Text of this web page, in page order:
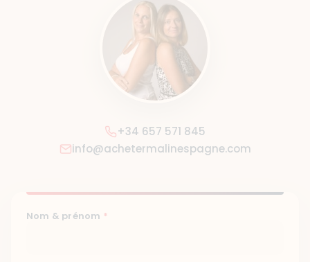
+34 657 571 845
info@achetermalinespagne.com
Nom & prénom *